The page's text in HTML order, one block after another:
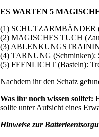
ES WARTEN 5
(1) SCHUTZARMBÄNDER
(2) MAGISCHES TUCH
(3)
(4) TARNUNG (Schminken):
(5) FEENLICHT (Basteln):
Nachdem ihr den Schatz
Was ihr noch wissen solltet:
sollte unter Aufsicht eines
Hinweise zur